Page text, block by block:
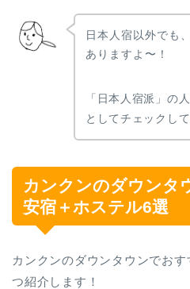
日本人宿以外でも
ありますよ〜！
「日本人宿派」の
としてチェックし
カンクンのダウンタ
安宿＋ホステル6選
カンクンのダウンタウンでお
つ紹介します！